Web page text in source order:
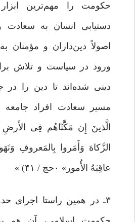
حکومت را مهم‌ترین
دستیابی انسان به سعادت
اصولاً دین‌داران و مؤمنان
ورود در سیاست و تلاش
دینی شده‌اند تا دین را در
مسیر سعادت افراد جامعه
الَّذینَ إِن مَکَّنّاهُم فِی الأَرضِ
الزَّکاهَ وَأَمَروا بِالمَعروفِ
عاقِبَهُ الأُمور» ۰حج / ۴۱) »
۳ـ در همین راستا اجرای